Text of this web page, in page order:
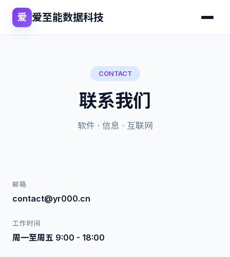
爱 爱至能数据科技
CONTACT
联系我们
软件 · 信息 · 互联网
邮箱
contact@yr000.cn
工作时间
周一至周五 9:00 - 18:00